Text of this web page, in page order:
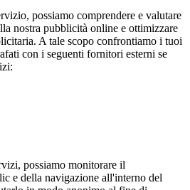
possiamo comprendere e valutare
nostra pubblicità online e ottimizzare
A tale scopo confrontiamo i tuoi
con i seguenti fornitori esterni se
possiamo monitorare il
e della navigazione all'interno del